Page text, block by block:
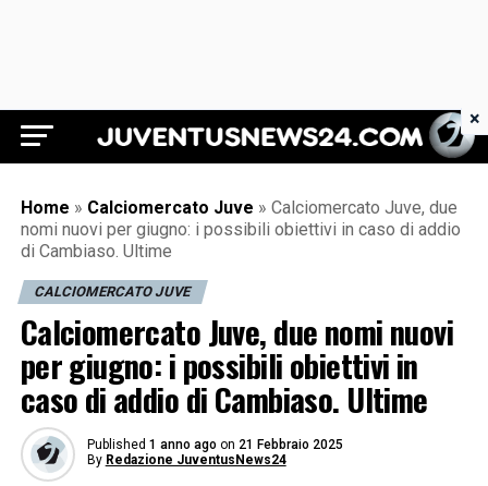
Juventus News 24
Home » Calciomercato Juve » Calciomercato Juve, due
nomi nuovi per giugno: i possibili obiettivi in caso di addio
di Cambiaso. Ultime
CALCIOMERCATO JUVE
Calciomercato Juve, due nomi nuovi
per giugno: i possibili obiettivi in
caso di addio di Cambiaso. Ultime
Published 1 anno ago on 21 Febbraio 2025
By Redazione JuventusNews24
×